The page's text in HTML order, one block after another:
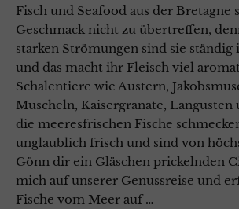
Fisch und Seafood aus der Bretagne
Geschmack nicht zu übertreffen,
starken Strömungen sind sie ständig
und das macht ihr Fleisch viel
Schalentiere wie Austern,
Muscheln, Kaisergranate,
die meeresfrischen Fische
unglaublich frisch und sind von
Gönn dir ein Gläschen prickelnden
mich auf unserer Genussreise und
Fische vom Meer auf …